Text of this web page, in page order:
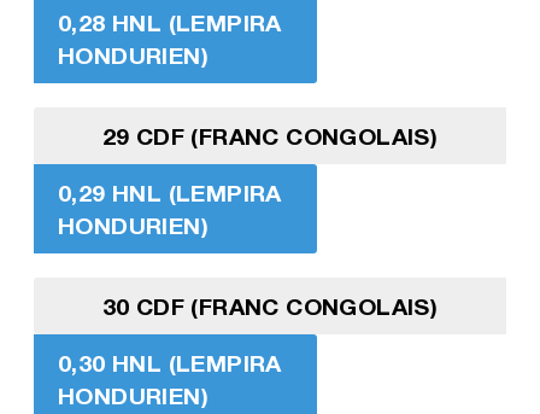
0,28 HNL (LEMPIRA
HONDURIEN)
29 CDF (FRANC CONGOLAIS)
0,29 HNL (LEMPIRA
HONDURIEN)
30 CDF (FRANC CONGOLAIS)
0,30 HNL (LEMPIRA
HONDURIEN)